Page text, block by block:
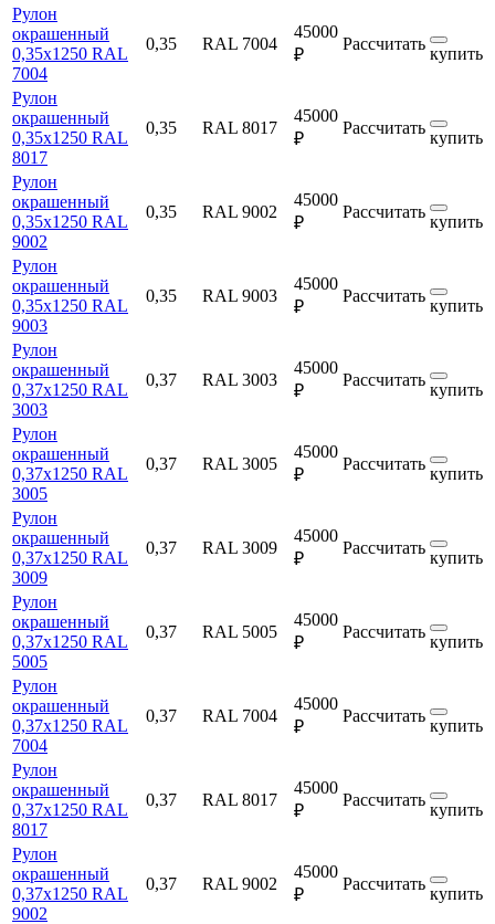
Рулон
окрашенный
0,35х1250 RAL
7004
0,35 RAL 7004
45000
₽
Рассчитать
купить
Рулон
окрашенный
0,35х1250 RAL
8017
0,35 RAL 8017
45000
₽
Рассчитать
купить
Рулон
окрашенный
0,35х1250 RAL
9002
0,35 RAL 9002
45000
₽
Рассчитать
купить
Рулон
окрашенный
0,35х1250 RAL
9003
0,35 RAL 9003
45000
₽
Рассчитать
купить
Рулон
окрашенный
0,37х1250 RAL
3003
0,37 RAL 3003
45000
₽
Рассчитать
купить
Рулон
окрашенный
0,37х1250 RAL
3005
0,37 RAL 3005
45000
₽
Рассчитать
купить
Рулон
окрашенный
0,37х1250 RAL
3009
0,37 RAL 3009
45000
₽
Рассчитать
купить
Рулон
окрашенный
0,37х1250 RAL
5005
0,37 RAL 5005
45000
₽
Рассчитать
купить
Рулон
окрашенный
0,37х1250 RAL
7004
0,37 RAL 7004
45000
₽
Рассчитать
купить
Рулон
окрашенный
0,37х1250 RAL
8017
0,37 RAL 8017
45000
₽
Рассчитать
купить
Рулон
окрашенный
0,37х1250 RAL
9002
0,37 RAL 9002
45000
₽
Рассчитать
купить